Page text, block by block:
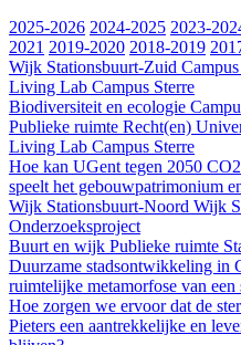
2025-2026 2024-2025 2023-
2021 2019-2020 2018-2019
Wijk Stationsbuurt-Zuid
Living Lab Campus Sterre
Biodiversiteit en ecologie
Publieke ruimte Recht(en)
Living Lab Campus Sterre
Hoe kan UGent tegen 2050
speelt het gebouwpatrimonium
Wijk Stationsbuurt-Noord Wijk
Onderzoeksproject
Buurt en wijk Publieke ruimte
Duurzame stadsontwikkeling in
ruimtelijke metamorfose van een
Hoe zorgen we ervoor dat de
Pieters een aantrekkelijke en